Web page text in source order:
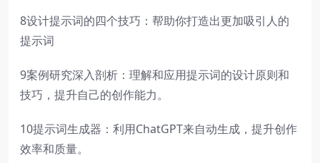
8设计提示词的四个技巧：帮助你打造出更加吸引人的
提示词
9案例研究深入剖析：理解和应用提示词的设计原则和
技巧，提升自己的创作能力。
10提示词生成器：利用ChatGPT来自动生成，提升创作
效率和质量。